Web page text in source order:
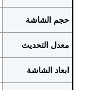
حجم الشاشة
معدل التحديث
ابعاد الشاشة